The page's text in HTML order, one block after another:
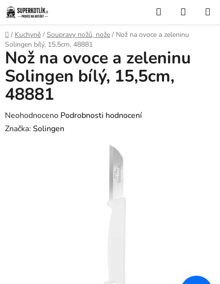
Přejít
na
obsah
Hledat
KOŠÍK
Domů
/ Kuchyně / Soupravy nožů, nože / Nož na ovoce a zeleninu
Solingen bílý, 15,5cm, 48881
Nož na ovoce a zeleninu
Solingen bílý, 15,5cm,
48881
Průměrné
hodnocení
Neohodnoceno Podrobnosti hodnocení
Značka: Solingen